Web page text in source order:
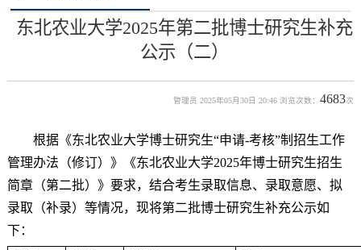
东北农业大学2025年第二批博士研究生补充
公示（二）
管理员 2025年05月30日 20:46 浏览次数：4683次
根据《东北农业大学博士研究生“申请-考核”制招生工作
管理办法（修订）》《东北农业大学2025年博士研究生招生
简章（第二批）》要求，结合考生录取信息、录取意愿、拟
录取（补录）等情况，现将第二批博士研究生补充公示如
下：